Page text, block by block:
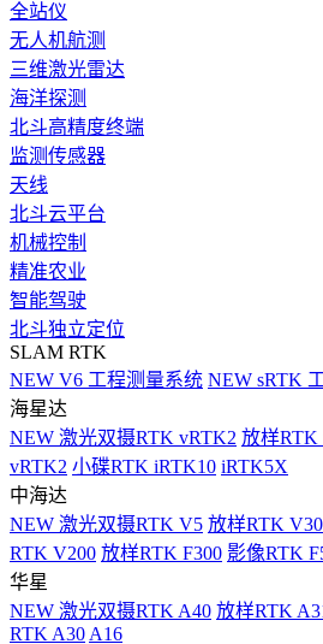
全站仪
无人机航测
三维激光雷达
海洋探测
北斗高精度终端
监测传感器
天线
北斗云平台
机械控制
精准农业
智能驾驶
北斗独立定位
SLAM RTK
NEW V6 工程测量系统 NEW sRTK
海星达
NEW 激光双摄RTK vRTK2 放样RTK
vRTK2 小碟RTK iRTK10 iRTK5X
中海达
NEW 激光双摄RTK V5 放样RTK
RTK V200 放样RTK F300 影像RTK
华星
NEW 激光双摄RTK A40 放样RTK
RTK A30 A16